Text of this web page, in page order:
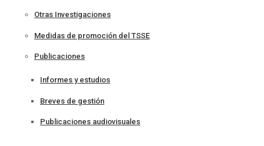
Otras Investigaciones
Medidas de promoción del TSSE
Publicaciones
Informes y estudios
Breves de gestión
Publicaciones audiovisuales